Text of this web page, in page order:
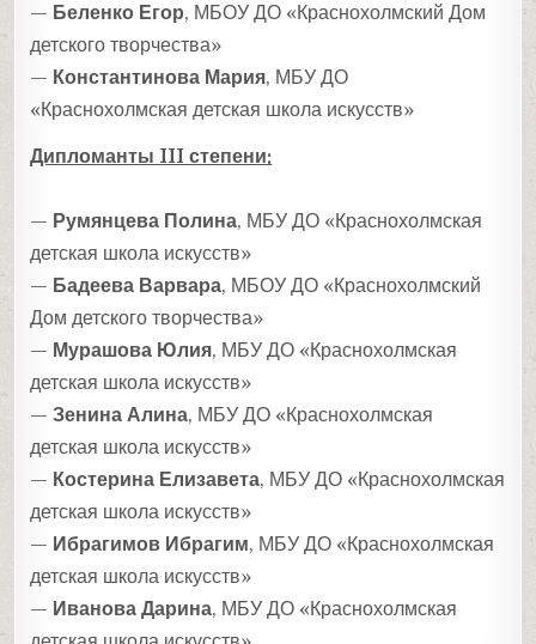
— Беленко Егор, МБОУ ДО «Краснохолмский Дом
детского творчества»
— Константинова Мария, МБУ ДО
«Краснохолмская детская школа искусств»
Дипломанты III степени:
— Румянцева Полина, МБУ ДО «Краснохолмская
детская школа искусств»
— Бадеева Варвара, МБОУ ДО «Краснохолмский
Дом детского творчества»
— Мурашова Юлия, МБУ ДО «Краснохолмская
детская школа искусств»
—Зенина Алина, МБУ ДО «Краснохолмская
детская школа искусств»
— Костерина Елизавета, МБУ ДО «Краснохолмская
детская школа искусств»
— Ибрагимов Ибрагим, МБУ ДО «Краснохолмская
детская школа искусств»
— Иванова Дарина, МБУ ДО «Краснохолмская